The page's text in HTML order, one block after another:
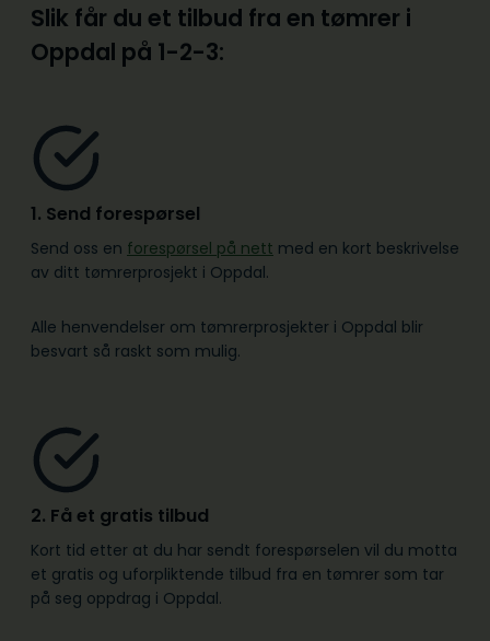
Slik får du et tilbud fra en tømrer i
Oppdal på 1-2-3:
1. Send forespørsel
Send oss en forespørsel på nett med en kort beskrivelse
av ditt tømrerprosjekt i Oppdal.
Alle henvendelser om tømrerprosjekter i Oppdal blir
besvart så raskt som mulig.
2. Få et gratis tilbud
Kort tid etter at du har sendt forespørselen vil du motta
et gratis og uforpliktende tilbud fra en tømrer som tar
på seg oppdrag i Oppdal.